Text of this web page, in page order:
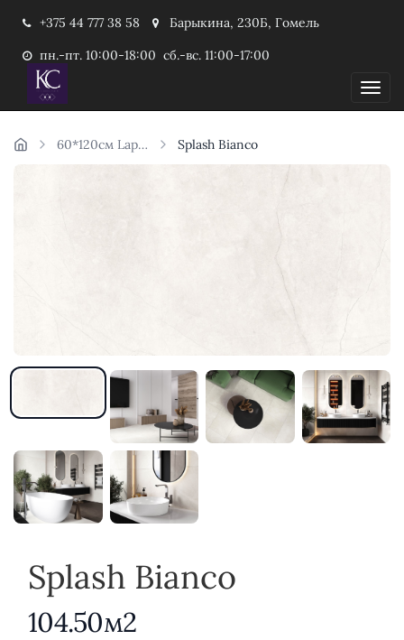
+375 44 777 38 58
Барыкина, 230Б, Гомель
пн.-пт. 10:00-18:00 сб.-вс. 11:00-17:00
60*120см Laparet Индия Splash Bianco
Splash Bianco
104.50м2